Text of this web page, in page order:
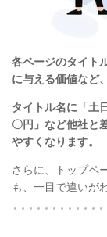
各ページのタイト
に与える価値など
タイトル名に「土
〇円」など他社と
やすくなります。
さらに、トップペ
も、一目で違いが